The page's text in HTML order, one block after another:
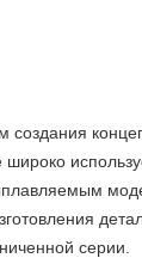
серии.